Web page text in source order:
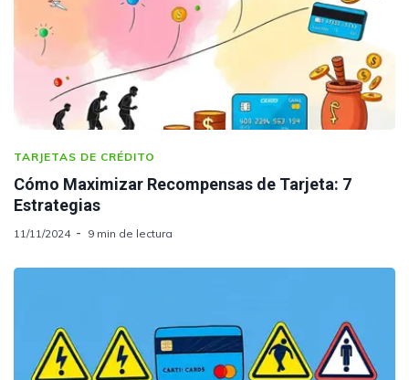
TARJETAS DE CRÉDITO
Cómo Maximizar Recompensas de Tarjeta: 7
Estrategias
11/11/2024 9 min de lectura